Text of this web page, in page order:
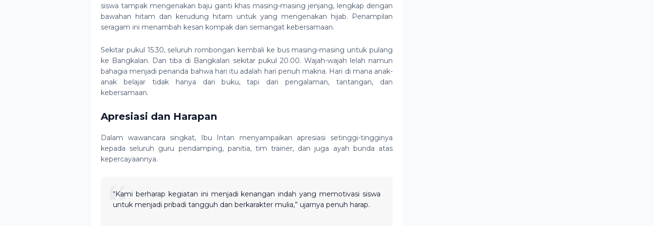
siswa tampak mengenakan baju ganti khas masing-masing jenjang, lengkap dengan
bawahan hitam dan kerudung hitam untuk yang mengenakan hijab. Penampilan
seragam ini menambah kesan kompak dan semangat kebersamaan.
Sekitar pukul 15.30, seluruh rombongan kembali ke bus masing-masing untuk pulang
ke Bangkalan. Dan tiba di Bangkalan sekitar pukul 20.00. Wajah-wajah lelah namun
bahagia menjadi penanda bahwa hari itu adalah hari penuh makna. Hari di mana anak-
anak belajar tidak hanya dari buku, tapi dari pengalaman, tantangan, dan
kebersamaan.
Apresiasi dan Harapan
Dalam wawancara singkat, Ibu Intan menyampaikan apresiasi setinggi-tingginya
kepada seluruh guru pendamping, panitia, tim trainer, dan juga ayah bunda atas
kepercayaannya.
“Kami berharap kegiatan ini menjadi kenangan indah yang memotivasi siswa
untuk menjadi pribadi tangguh dan berkarakter mulia,” ujarnya penuh harap.